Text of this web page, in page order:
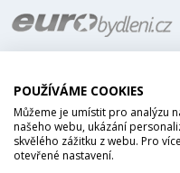
POUŽÍVÁME COOKIES
Můžeme je umístit pro analýzu
našeho webu, ukázání
skvělého zážitku z webu. Pro
otevřené nastavení.